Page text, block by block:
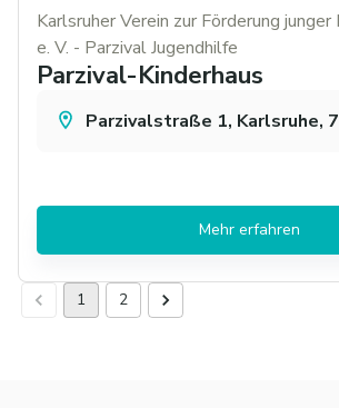
Karlsruher Verein zur Förderung junger
e. V. - Parzival Jugendhilfe
Parzival-Kinderhaus
Parzivalstraße 1, Karlsruhe,
Mehr erfahren
1 2